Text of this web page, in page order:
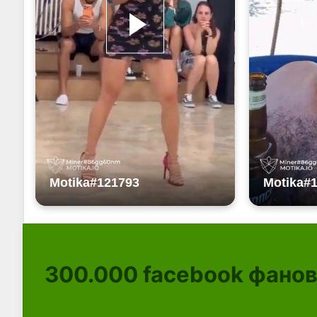
300.000 facebook